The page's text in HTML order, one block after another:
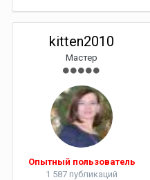
kitten2010
Мастер
Опытный пользователь
1 587 публикаций